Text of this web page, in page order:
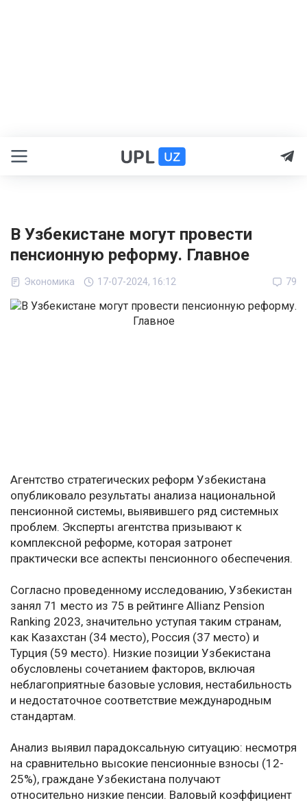
В Узбекистане могут провести
пенсионную реформу. Главное
Экономика 17-07-2024, 16:12 79
Агентство стратегических реформ Узбекистана
опубликовало результаты анализа национальной
пенсионной системы, выявившего ряд системных
проблем. Эксперты агентства призывают к
комплексной реформе, которая затронет
практически все аспекты пенсионного обеспечения.
Согласно проведенному исследованию, Узбекистан
занял 71 место из 75 в рейтинге Allianz Pension
Ranking 2023, значительно уступая таким странам,
как Казахстан (34 место), Россия (37 место) и
Турция (59 место). Низкие позиции Узбекистана
обусловлены сочетанием факторов, включая
неблагоприятные базовые условия, нестабильность
и недостаточное соответствие международным
стандартам.
Анализ выявил парадоксальную ситуацию: несмотря
на сравнительно высокие пенсионные взносы (12-
25%), граждане Узбекистана получают
относительно низкие пенсии. Валовый коэффициент